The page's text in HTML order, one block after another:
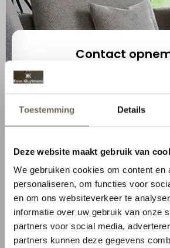
Toestemming Details
Deze website maakt gebruik van
We gebruiken cookies om content en
personaliseren, om functies voor
en om ons websiteverkeer te
informatie over uw gebruik van onze
partners voor social media,
partners kunnen deze gegevens
Contact
1
Naam
Selecteer
Stel uw vraag (optioneel)